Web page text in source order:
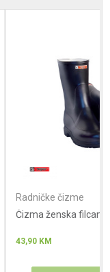
Radničke čizme
Čizma ženska filcana
43,90 KM